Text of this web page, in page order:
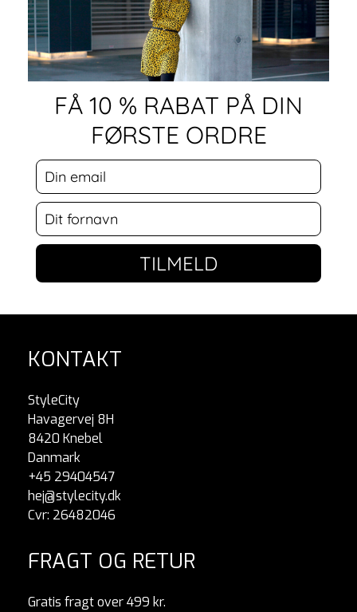
FÅ 10 % RABAT PÅ DIN
FØRSTE ORDRE
TILMELD
KONTAKT
StyleCity
Havagervej 8H
8420 Knebel
Danmark
+45 29404547
hej@stylecity.dk
Cvr: 26482046
FRAGT OG RETUR
Gratis fragt over 499 kr.